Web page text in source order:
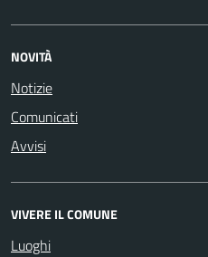
NOVITÀ
Notizie
Comunicati
Avvisi
VIVERE IL COMUNE
Luoghi